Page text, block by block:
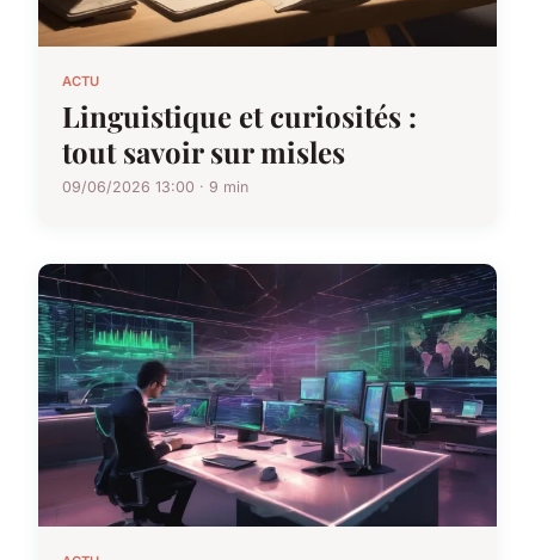
ACTU
Linguistique et curiosités :
tout savoir sur misles
09/06/2026 13:00 · 9 min